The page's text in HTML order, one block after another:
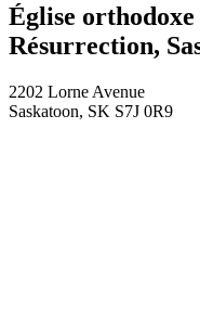
Église
Résurrection,
2202 Lorne Avenue
Saskatoon, SK S7J 0R9